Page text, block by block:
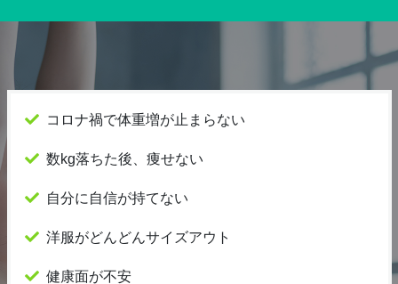
コロナ禍で体重増が止まらない
数kg落ちた後、痩せない
自分に自信が持てない
洋服がどんどんサイズアウト
健康面が不安